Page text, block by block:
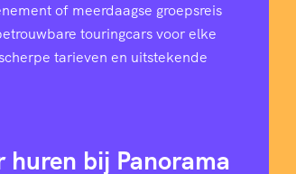
of meerdaagse groepsreis
touringcars voor elke
tarieven en uitstekende
bij Panorama